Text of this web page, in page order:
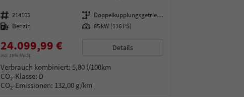
Fahrzeugnummer 214105 Getriebe
Doppelkupplungsgetriebe (DSG)
Kraftstoff Benzin Leistung 85 kW (116 PS)
24.099,99 €
incl. 19% MwSt.
Details
Verbrauch kombiniert:5,80 l/100km
CO2-Klasse: D
CO2-Emissionen: 132,00 g/km